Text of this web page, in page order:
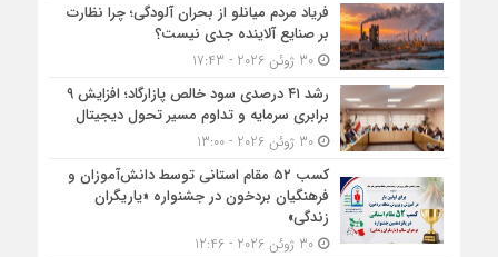
فریاد مردم میانلو از بحران آلودگی؛ چرا نظارت
بر صنایع آلاینده جدی نیست؟
30 ژوئن 2026 - 17:43
رشد ۴۱ درصدی سود خالص پازارگاد؛ افزایش ۹
برابری سرمایه و تداوم مسیر تحول دیجیتال
30 ژوئن 2026 - 13:00
کسب ۵۲ مقام استانی توسط دانش‌آموزان و
فرهنگیان بردخون در جشنواره «یاریگران
زندگی»
30 ژوئن 2026 - 12:46